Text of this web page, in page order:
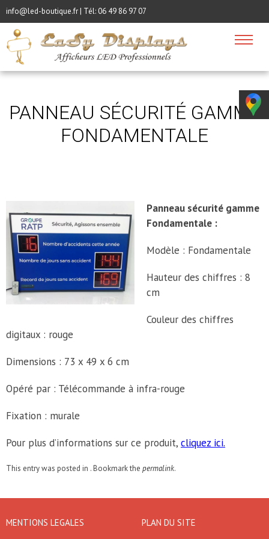
info@led-boutique.fr | Tél: 06 49 86 97 07
PANNEAU SÉCURITÉ GAMME
FONDAMENTALE
Panneau sécurité gamme
Fondamentale :
Modèle : Fondamentale
Hauteur des chiffres : 8
cm
Couleur des chiffres
digitaux : rouge
Dimensions : 73 x 49 x 6 cm
Opéré par : Télécommande à infra-rouge
Fixation : murale
Pour plus d’informations sur ce produit, cliquez ici.
This entry was posted in . Bookmark the permalink.
MENTIONS LEGALES PLAN DU SITE